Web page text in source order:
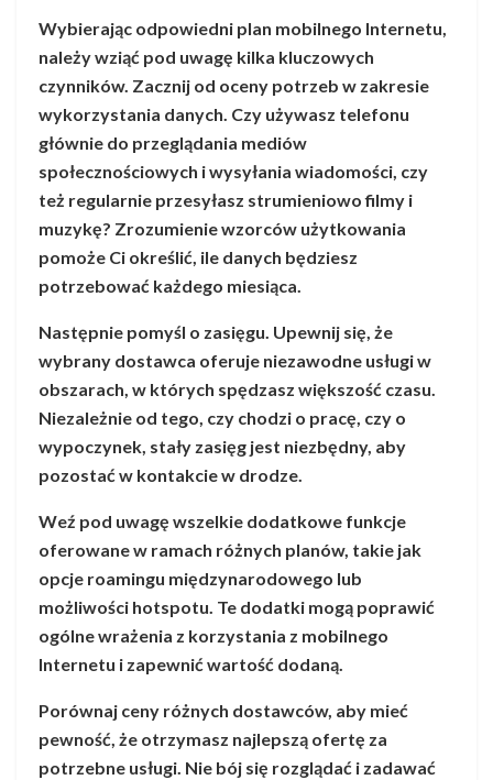
Wybierając odpowiedni plan mobilnego Internetu,
należy wziąć pod uwagę kilka kluczowych
czynników. Zacznij od oceny potrzeb w zakresie
wykorzystania danych. Czy używasz telefonu
głównie do przeglądania mediów
społecznościowych i wysyłania wiadomości, czy
też regularnie przesyłasz strumieniowo filmy i
muzykę? Zrozumienie wzorców użytkowania
pomoże Ci określić, ile danych będziesz
potrzebować każdego miesiąca.
Następnie pomyśl o zasięgu. Upewnij się, że
wybrany dostawca oferuje niezawodne usługi w
obszarach, w których spędzasz większość czasu.
Niezależnie od tego, czy chodzi o pracę, czy o
wypoczynek, stały zasięg jest niezbędny, aby
pozostać w kontakcie w drodze.
Weź pod uwagę wszelkie dodatkowe funkcje
oferowane w ramach różnych planów, takie jak
opcje roamingu międzynarodowego lub
możliwości hotspotu. Te dodatki mogą poprawić
ogólne wrażenia z korzystania z mobilnego
Internetu i zapewnić wartość dodaną.
Porównaj ceny różnych dostawców, aby mieć
pewność, że otrzymasz najlepszą ofertę za
potrzebne usługi. Nie bój się rozglądać i zadawać